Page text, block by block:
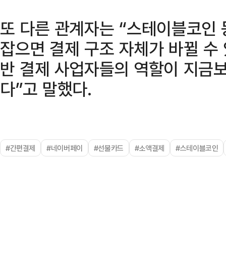
또 다른 관계자는 “스테이블코
잡으면 결제 구조 자체가 바뀔
반 결제 사업자들의 역할이 지금
다”고 말했다.
#간편결제 #네이버페이 #선불카드 #소액결제 #스테이블코인